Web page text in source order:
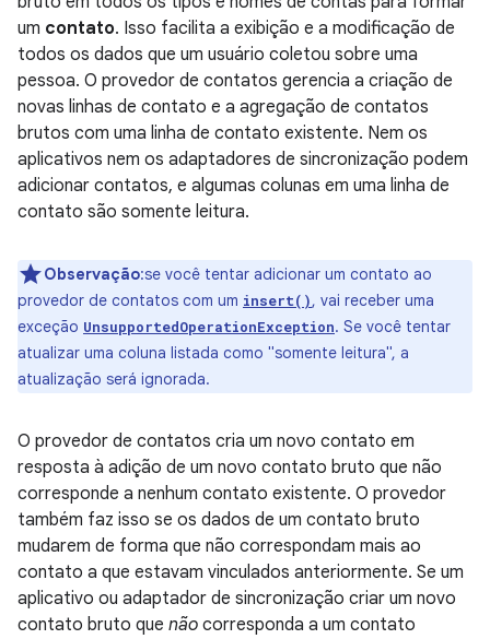
um contato. Isso facilita a exibição e a modificação de
todos os dados que um usuário coletou sobre uma
pessoa. O provedor de contatos gerencia a criação de
novas linhas de contato e a agregação de contatos
brutos com uma linha de contato existente. Nem os
aplicativos nem os adaptadores de sincronização podem
adicionar contatos, e algumas colunas em uma linha de
contato são somente leitura.
Observação:se você tentar adicionar um contato ao
provedor de contatos com um insert(), vai receber uma
exceção UnsupportedOperationException. Se você tentar
atualizar uma coluna listada como "somente leitura", a
atualização será ignorada.
O provedor de contatos cria um novo contato em
resposta à adição de um novo contato bruto que não
corresponde a nenhum contato existente. O provedor
também faz isso se os dados de um contato bruto
mudarem de forma que não correspondam mais ao
contato a que estavam vinculados anteriormente. Se um
aplicativo ou adaptador de sincronização criar um novo
contato bruto que não corresponda a um contato